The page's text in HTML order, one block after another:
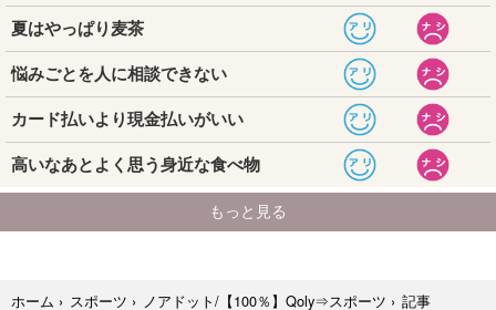
ホーム › スポーツ › ノアドット/【100％】Qoly⇒スポーツ › 記事